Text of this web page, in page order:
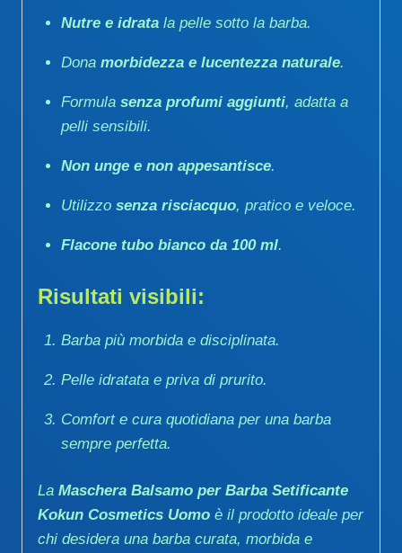
Nutre e idratala pelle sotto la barba.
Dona morbidezza e lucentezza naturale.
Formula senza profumi aggiunti, adatta a
pelli sensibili.
Non unge e non appesantisce.
Utilizzo senza risciacquo, pratico e veloce.
Flacone tubo bianco da 100 ml.
Risultati visibili:
Barba più morbida e disciplinata.
Pelle idratata e priva di prurito.
Comfort e cura quotidiana per una barba
sempre perfetta.
La Maschera Balsamo per Barba Setificante
Kokun Cosmetics Uomo è il prodotto ideale per
chi desidera una barba curata, morbida e